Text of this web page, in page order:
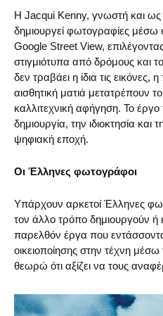
Η Jacqui Kenny, γνωστή και ως
δημιουργεί φωτογραφίες μέσω
Google Street View,
στιγμιότυπα από δρόμους και
δεν τραβάει η ίδια τις εικόνες,
αισθητική ματιά μετατρέπουν
καλλιτεχνική αφήγηση. Το έργο
δημιουργία, την ιδιοκτησία
ψηφιακή εποχή.
Οι Έλληνες φωτογράφοι
Υπάρχουν αρκετοί Έλληνες
τον άλλο τρόπο δημιουργούν ή
παρελθόν έργα που
οικειοποίησης στην τέχνη
θεωρώ ότι αξίζει να τους